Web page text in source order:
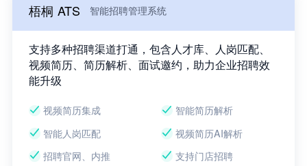
梧桐 ATS 智能招聘管理系统
支持多种招聘渠道打通，包含人才库、人岗匹配、
视频简历、简历解析、面试邀约，助力企业招聘效
能升级
视频简历集成
智能简历解析
智能人岗匹配
视频简历AI解析
招聘官网、内推
支持门店招聘